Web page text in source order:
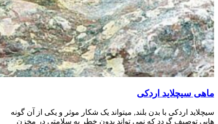
ماهی سیچلاید اردکی
سیچلاید اردکی با بدن بلند, میتواند یک شکار موثر و یکی از آن گونه
هایی توصیف گردد که نمی تواند بدون خطر به سلامتی در مخزن